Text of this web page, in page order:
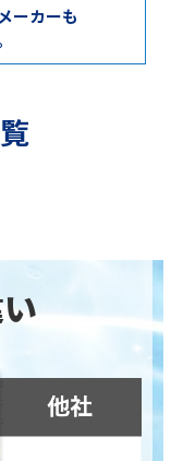
ーカーも